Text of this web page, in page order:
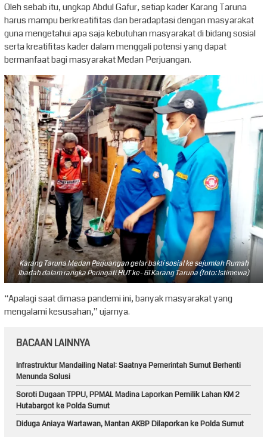
Oleh sebab itu, ungkap Abdul Gafur, setiap kader Karang Taruna
harus mampu berkreatifitas dan beradaptasi dengan masyarakat
guna mengetahui apa saja kebutuhan masyarakat di bidang sosial
serta kreatifitas kader dalam menggali potensi yang dapat
bermanfaat bagi masyarakat Medan Perjuangan.
Karang Taruna Medan Perjuangan gelar bakti sosial ke sejumlah Rumah
Ibadah dalam rangka Peringati HUT ke- 61 Karang Taruna (foto: Istimewa)
“Apalagi saat dimasa pandemi ini, banyak masyarakat yang
mengalami kesusahan,” ujarnya.
BACAAN LAINNYA
Infrastruktur Mandailing Natal: Saatnya Pemerintah Sumut Berhenti
Menunda Solusi
Soroti Dugaan TPPU, PPMAL Madina Laporkan Pemilik Lahan KM 2
Hutabargot ke Polda Sumut
Diduga Aniaya Wartawan, Mantan AKBP Dilaporkan ke Polda Sumut